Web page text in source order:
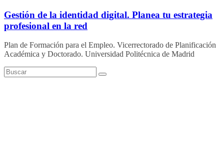
Saltar
contenido
Gestión de la identidad digital. Planea tu estrategia
profesional en la red
Plan de Formación para el Empleo. Vicerrectorado de Planificación
Académica y Doctorado. Universidad Politécnica de Madrid